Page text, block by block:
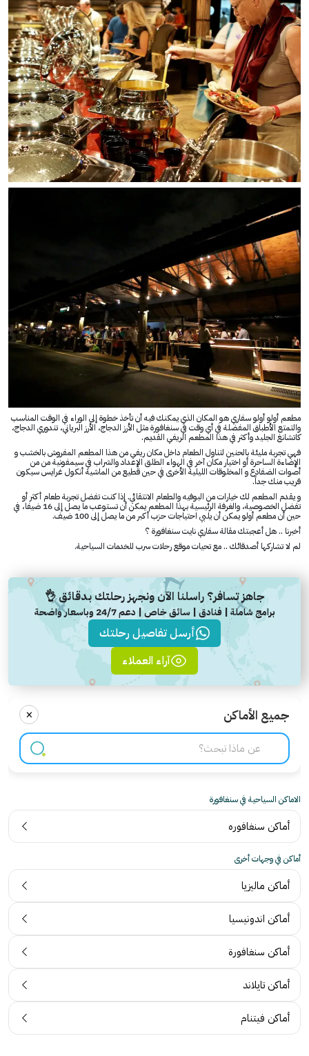
مطعم أولو أولو سفاري هو المكان الذي يمكنك فيه أن تأخذ خطوة إلى الوراء في الوقت المناسب
والتمتع الأطباق المفضلة في أي وقت في سنغافورة مثل الأرز الدجاج، الأرز البرياني، تندوري الدجاج،
كاتشانغ الجليد وأكثر في هذا المطعم الريفي القديم.
فهي تجربة مليئة بالحنين لتناول الطعام داخل مكان ريفي من هذا المطعم المفروش بالخشب و
الإضاءة الساحرة أو اختيار مكان آخر في الهواء الطلق الإعداد والشراب في سيمفونية من من
أصوات الضفادع و المخلوقات الليلية الأخرى في حين قطيع من الماشية أنكول غرايس سيكون
قريب منك جداً.
و يقدم المطعم لك خيارات من البوفيه والطعام الانتقائي. إذا كنت تفضل تجربة طعام أكثر أو
تفضل الخصوصية، والغرفة الرئيسية بهذا المطعم يمكن أن تستوعب ما يصل إلى 16 ضيفا، في
حين أن مطعم أولو يمكن أن يلبي احتياجات حزب أكبر من ما يصل إلى 100 ضيف.
أخبرنا .. هل أعجبتك مقالة سفاري نايت سنغافورة ؟
لم لا تشاركها أصدقائك .. مع تحيات موقع رحلات سرب للخدمات السياحية.
جاهز تسافر؟ راسلنا الآن ونجهز رحلتك بدقائق 👌
برامج شاملة | فنادق | سائق خاص | دعم 24/7 وباسعار واضحة
أرسل تفاصيل رحلتك
آراء العملاء
جميع الأماكن ×
الاماكن السياحية في سنغافورة
أماكن سنغافوره
أماكن في وجهات أخرى
أماكن ماليزيا
أماكن اندونيسيا
أماكن سنغافورة
أماكن تايلاند
أماكن فيتنام